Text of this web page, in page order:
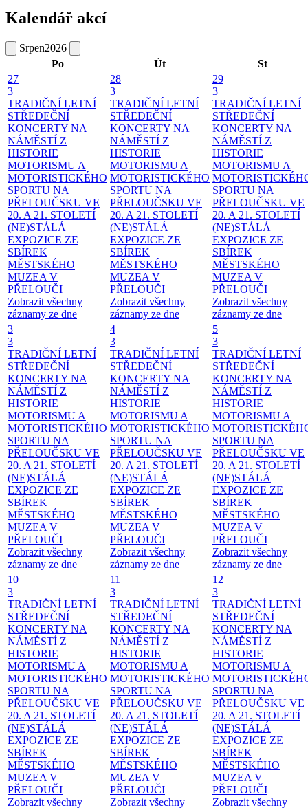
Kalendář akcí
Srpen2026
Po
Út
St
27
3
TRADIČNÍ LETNÍ
STŘEDEČNÍ
KONCERTY NA
NÁMĚSTÍ Z
HISTORIE
MOTORISMU A
MOTORISTICKÉHO
SPORTU NA
PŘELOUČSKU VE
20. A 21. STOLETÍ
(NE)STÁLÁ
EXPOZICE ZE
SBÍREK
MĚSTSKÉHO
MUZEA V
PŘELOUČI
Zobrazit všechny
záznamy ze dne
28
3
TRADIČNÍ LETNÍ
STŘEDEČNÍ
KONCERTY NA
NÁMĚSTÍ Z
HISTORIE
MOTORISMU A
MOTORISTICKÉHO
SPORTU NA
PŘELOUČSKU VE
20. A 21. STOLETÍ
(NE)STÁLÁ
EXPOZICE ZE
SBÍREK
MĚSTSKÉHO
MUZEA V
PŘELOUČI
Zobrazit všechny
záznamy ze dne
29
3
TRADIČNÍ LETNÍ
STŘEDEČNÍ
KONCERTY NA
NÁMĚSTÍ Z
HISTORIE
MOTORISMU A
SPORTU NA
PŘELOUČSKU VE
20. A 21. STOLETÍ
(NE)STÁLÁ
EXPOZICE ZE
SBÍREK
MĚSTSKÉHO
MUZEA V
PŘELOUČI
Zobrazit všechny
záznamy ze dne
3
3
TRADIČNÍ LETNÍ
STŘEDEČNÍ
KONCERTY NA
NÁMĚSTÍ Z
HISTORIE
MOTORISMU A
MOTORISTICKÉHO
SPORTU NA
PŘELOUČSKU VE
20. A 21. STOLETÍ
(NE)STÁLÁ
EXPOZICE ZE
SBÍREK
MĚSTSKÉHO
MUZEA V
PŘELOUČI
Zobrazit všechny
záznamy ze dne
4
3
TRADIČNÍ LETNÍ
STŘEDEČNÍ
KONCERTY NA
NÁMĚSTÍ Z
HISTORIE
MOTORISMU A
MOTORISTICKÉHO
SPORTU NA
PŘELOUČSKU VE
20. A 21. STOLETÍ
(NE)STÁLÁ
EXPOZICE ZE
SBÍREK
MĚSTSKÉHO
MUZEA V
PŘELOUČI
Zobrazit všechny
záznamy ze dne
5
3
TRADIČNÍ LETNÍ
STŘEDEČNÍ
KONCERTY NA
NÁMĚSTÍ Z
HISTORIE
MOTORISMU A
SPORTU NA
PŘELOUČSKU VE
20. A 21. STOLETÍ
(NE)STÁLÁ
EXPOZICE ZE
SBÍREK
MĚSTSKÉHO
MUZEA V
PŘELOUČI
Zobrazit všechny
záznamy ze dne
10
3
TRADIČNÍ LETNÍ
STŘEDEČNÍ
KONCERTY NA
NÁMĚSTÍ Z
HISTORIE
MOTORISMU A
MOTORISTICKÉHO
SPORTU NA
PŘELOUČSKU VE
20. A 21. STOLETÍ
(NE)STÁLÁ
EXPOZICE ZE
SBÍREK
MĚSTSKÉHO
MUZEA V
PŘELOUČI
Zobrazit všechny
11
3
TRADIČNÍ LETNÍ
STŘEDEČNÍ
KONCERTY NA
NÁMĚSTÍ Z
HISTORIE
MOTORISMU A
MOTORISTICKÉHO
SPORTU NA
PŘELOUČSKU VE
20. A 21. STOLETÍ
(NE)STÁLÁ
EXPOZICE ZE
SBÍREK
MĚSTSKÉHO
MUZEA V
PŘELOUČI
Zobrazit všechny
12
3
TRADIČNÍ LETNÍ
STŘEDEČNÍ
KONCERTY NA
NÁMĚSTÍ Z
HISTORIE
MOTORISMU A
SPORTU NA
PŘELOUČSKU VE
20. A 21. STOLETÍ
(NE)STÁLÁ
EXPOZICE ZE
SBÍREK
MĚSTSKÉHO
MUZEA V
PŘELOUČI
Zobrazit všechny